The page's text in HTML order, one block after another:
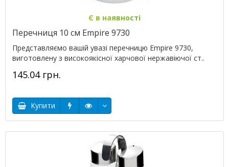
Є в наявності
Перечниця 10 см Empire 9730
Представляємо вашій увазі перечницю Empire 9730,
виготовлену з високоякісної харчової нержавіючої ст..
145.04 грн.
Купити